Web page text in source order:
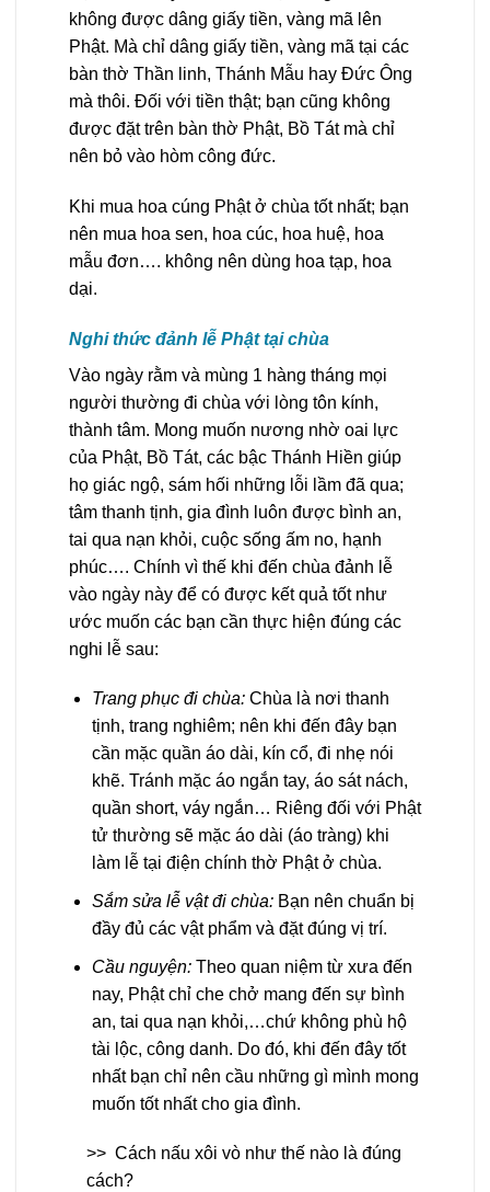
không được dâng giấy tiền, vàng mã lên
Phật. Mà chỉ dâng giấy tiền, vàng mã tại các
bàn thờ Thần linh, Thánh Mẫu hay Đức Ông
mà thôi. Đối với tiền thật; bạn cũng không
được đặt trên bàn thờ Phật, Bồ Tát mà chỉ
nên bỏ vào hòm công đức.
Khi mua hoa cúng Phật ở chùa tốt nhất; bạn
nên mua hoa sen, hoa cúc, hoa huệ, hoa
mẫu đơn…. không nên dùng hoa tạp, hoa
dại.
Nghi thức đảnh lễ Phật tại chùa
Vào ngày rằm và mùng 1 hàng tháng mọi
người thường đi chùa với lòng tôn kính,
thành tâm. Mong muốn nương nhờ oai lực
của Phật, Bồ Tát, các bậc Thánh Hiền giúp
họ giác ngộ, sám hối những lỗi lầm đã qua;
tâm thanh tịnh, gia đình luôn được bình an,
tai qua nạn khỏi, cuộc sống ấm no, hạnh
phúc…. Chính vì thế khi đến chùa đảnh lễ
vào ngày này để có được kết quả tốt như
ước muốn các bạn cần thực hiện đúng các
nghi lễ sau:
Trang phục đi chùa:Chùa là nơi thanh
tịnh, trang nghiêm; nên khi đến đây bạn
cần mặc quần áo dài, kín cổ, đi nhẹ nói
khẽ. Tránh mặc áo ngắn tay, áo sát nách,
quần short, váy ngắn… Riêng đối với Phật
tử thường sẽ mặc áo dài (áo tràng) khi
làm lễ tại điện chính thờ Phật ở chùa.
Sắm sửa lễ vật đi chùa:Bạn nên chuẩn bị
đầy đủ các vật phẩm và đặt đúng vị trí.
Cầu nguyện:Theo quan niệm từ xưa đến
nay, Phật chỉ che chở mang đến sự bình
an, tai qua nạn khỏi,…chứ không phù hộ
tài lộc, công danh. Do đó, khi đến đây tốt
nhất bạn chỉ nên cầu những gì mình mong
muốn tốt nhất cho gia đình.
>> Cách nấu xôi vò như thế nào là đúng
cách?